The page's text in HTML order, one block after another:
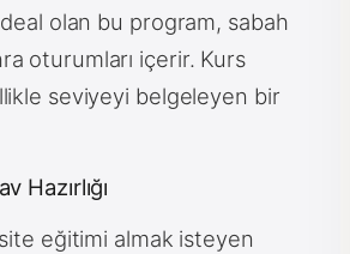
olan bu program, sabah
oturumları içerir. Kurs
seviyeyi belgeleyen bir
Hazırlığı
eğitimi almak isteyen